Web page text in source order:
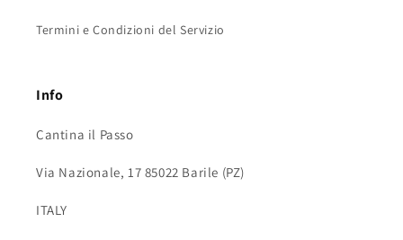
Termini e Condizioni del Servizio
Info
Cantina il Passo
Via Nazionale, 17 85022 Barile (PZ)
ITALY